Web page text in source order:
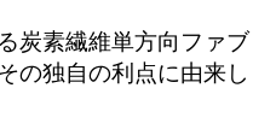
炭素繊維単方向ファブ
の独自の利点に由来し